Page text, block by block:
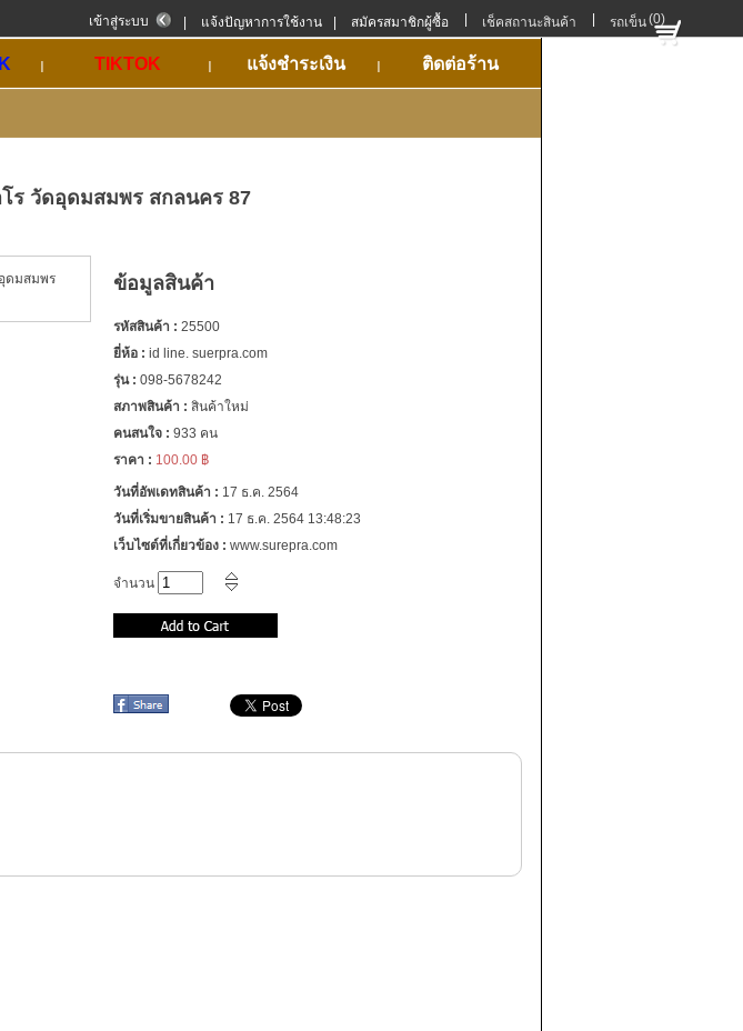
เช็คสถานะสินค้า รถเข็น(0)
สมัครสมาชิกผู้ซื้อ
แจ้งปัญหาการใช้งาน
เข้าสู่ระบบ
TIKTOK แจ้งชำระเงิน ติดต่อร้าน
ร วัดอุดมสมพร สกลนคร 87
ข้อมูลสินค้า
รหัสสินค้า : 25500
ยี่ห้อ : id line. suerpra.com
รุ่น : 098-5678242
สภาพสินค้า : สินค้าใหม่
คนสนใจ : 933 คน
ราคา : 100.00 ฿
วันที่อัพเดทสินค้า : 17 ธ.ค. 2564
วันที่เริ่มขายสินค้า : 17 ธ.ค. 2564 13:48:23
เว็บไซต์ที่เกี่ยวข้อง : www.surepra.com
จำนวน